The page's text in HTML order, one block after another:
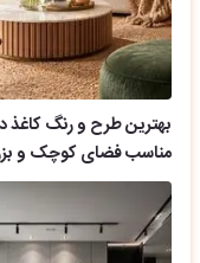
بهترین طرح و رنگ کاغذ
مناسب فضای کوچک و